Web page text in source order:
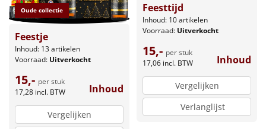
Oude collectie
Feestje
Inhoud: 13 artikelen
Voorraad: Uitverkocht
15,- per stuk
17,28 incl. BTW Inhoud
Vergelijken
Feesttijd
Inhoud: 10 artikelen
Voorraad: Uitverkocht
15,- per stuk
17,06 incl. BTW Inhoud
Vergelijken
Verlanglijst